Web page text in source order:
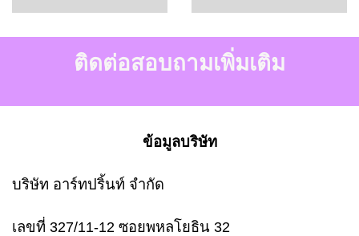
ติดต่อสอบถามเพิ่มเติม
ข้อมูลบริษัท
บริษัท อาร์ทปริ้นท์ จำกัด
เลขที่ 327/11-12 ซอยพหลโยธิน 32